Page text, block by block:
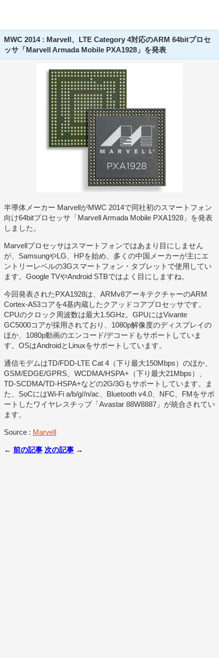
MWC 2014 : Marvell、LTE Category 4対応のARM 64bitプロセ
ッサ「Marvell Armada Mobile PXA1928」を発表
半導体メーカー MarvellがMWC 2014で同社初のスマートフォン
向け64bitプロセッサ「Marvell Armada Mobile PXA1928」を発表
しました。
Marvellプロセッサはスマートフォンではあまり目にしません
が、SamsungやLG、HPを始め、多くの中国メーカーが主にエ
ントリーレベルの3Gスマートフォン・タブレットで使用してい
ます。Google TVやAndroid STBではよく目にしますね。
今回発表されたPXA1928は、ARMv8アーキテクチャーのARM
Cortex-A53コアを4基内蔵したクアッドコアプロセッサです。
CPUのクロック周波数は最大1.5GHz。GPUにはVivante
GC5000コアが採用されており、1080p解像度のディスプレイの
ほか、1080p動画のエンコード/デコードもサポートしていま
す。OSはAndroidとLinuxをサポートしています。
通信モデムはTD/FDD-LTE Cat 4（下り最大150Mbps）のほか、
GSM/EDGE/GPRS、WCDMA/HSPA+（下り最大21Mbps）、
TD-SCDMA/TD-HSPA+などの2G/3Gもサポートしています。ま
た、SoCにはWi-Fi a/b/g//n/ac、Bluetooth v4.0、NFC、FMをサポ
ートしたワイヤレスチップ「Avastar 88W8887」が統合されてい
ます。
Source : Marvell
← 前の記事 次の記事 →